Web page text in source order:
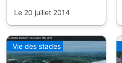
toiture et son système
fermeture.
Le 20 juillet 2014
Vie des stades